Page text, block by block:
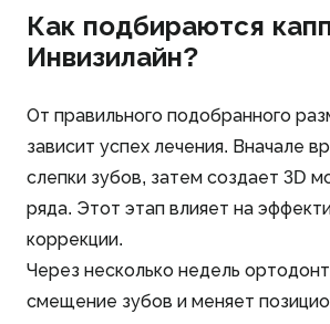
Как подбираются
Инвизилайн?
От правильного подобранного
зависит успех лечения. Вначале
слепки зубов, затем создает 3D
ряда. Этот этап влияет на
коррекции.
Через несколько недель
смещение зубов и меняет